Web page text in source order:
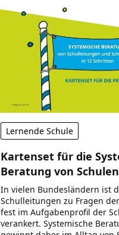
Lernende Schule
Kartenset für die
Beratung von Schulen
In vielen Bundesländern ist
Schulleitungen zu Fragen
fest im Aufgabenprofil der
verankert. Systemische